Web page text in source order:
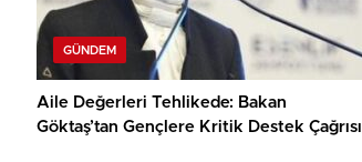
GÜNDEM
Aile Değerleri Tehlikede: Bakan
Göktaş’tan Gençlere Kritik Destek Çağrısı